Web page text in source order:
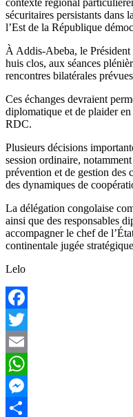
sécuritaires persistants dans
l’Est de la République
À Addis-Abeba, le
huis clos, aux séances
rencontres bilatérales
Ces échanges devraient
diplomatique et de plaider
RDC.
Plusieurs décisions
session ordinaire,
prévention et de gestion des
des dynamiques de
La délégation congolaise
ainsi que des responsables
accompagner le chef de
continentale jugée
Lelo
Facebook
Twitter
Email
WhatsApp
Messenger